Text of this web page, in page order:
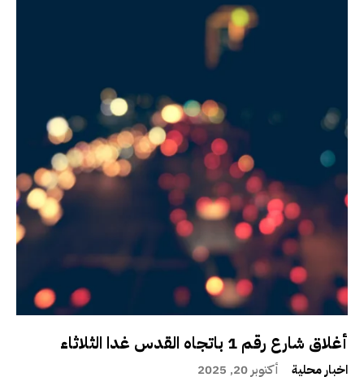
أغلاق شارع رقم 1 باتجاه القدس غدا الثلاثاء
اخبار محلية أكتوبر 20, 2025